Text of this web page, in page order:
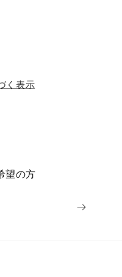
く表示
望の方